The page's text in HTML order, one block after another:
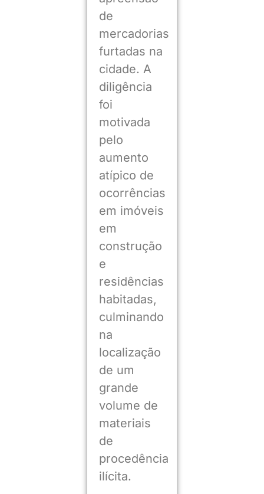
de
mercadorias
furtadas na
cidade. A
diligência
foi
motivada
pelo
aumento
atípico de
ocorrências
em imóveis
em
construção
e
residências
habitadas,
culminando
na
localização
de um
grande
volume de
materiais
de
procedência
ilícita.